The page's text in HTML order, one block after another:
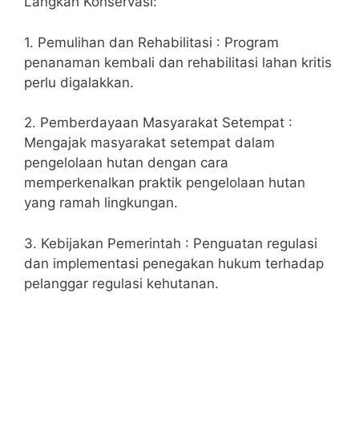
1. Pemulihan dan Rehabilitasi : Program
penanaman kembali dan rehabilitasi lahan kritis
perlu digalakkan.
2. Pemberdayaan Masyarakat Setempat :
Mengajak masyarakat setempat dalam
pengelolaan hutan dengan cara
memperkenalkan praktik pengelolaan hutan
yang ramah lingkungan.
3. Kebijakan Pemerintah : Penguatan regulasi
dan implementasi penegakan hukum terhadap
pelanggar regulasi kehutanan.